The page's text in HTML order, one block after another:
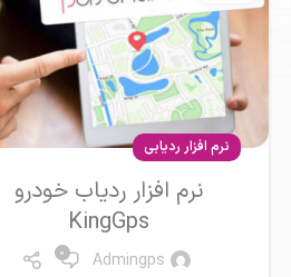
مقالات
ردیاب ماشین یا جی پی اس
خودرو
Mr .Ahmadi
0